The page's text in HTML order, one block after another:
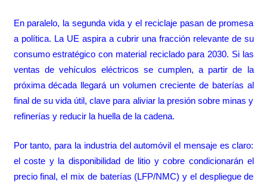
En paralelo, la segunda vida y el reciclaje pasan de promesa
a política. La UE aspira a cubrir una fracción relevante de su
consumo estratégico con material reciclado para 2030. Si las
ventas de vehículos eléctricos se cumplen, a partir de la
próxima década llegará un volumen creciente de baterías al
final de su vida útil, clave para aliviar la presión sobre minas y
refinerías y reducir la huella de la cadena.
Por tanto, para la industria del automóvil el mensaje es claro:
el coste y la disponibilidad de litio y cobre condicionarán el
precio final, el mix de baterías (LFP/NMC) y el despliegue de